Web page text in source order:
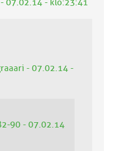
07.02.14 - klo:23:41
- 07.02.14 -
90 - 07.02.14